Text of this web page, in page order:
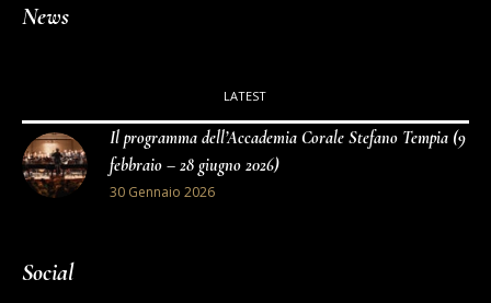
News
LATEST
Il programma dell’Accademia Corale Stefano Tempia (9
febbraio – 28 giugno 2026)
30 Gennaio 2026
Social